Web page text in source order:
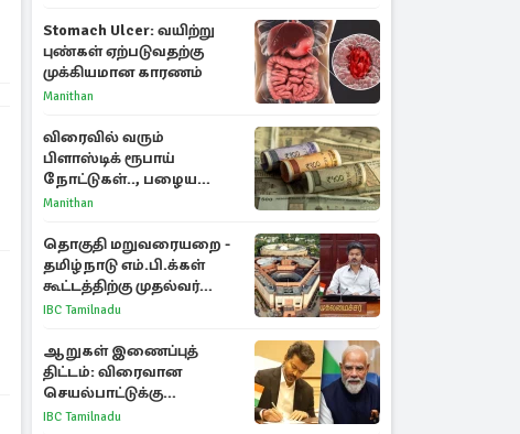
Stomach Ulcer: வயிற்று
புண்கள் ஏற்படுவதற்கு
முக்கியமான காரணம்
Manithan
விரைவில் வரும்
பிளாஸ்டிக் ரூபாய்
நோட்டுகள்.., பழைய
காகித நோட்டுகள்
Manithan
தொகுதி மறுவரையறை -
தமிழ்நாடு எம்.பி.க்கள்
கூட்டத்திற்கு முதல்வர்
விஜய் அழைப்பு
IBC Tamilnadu
ஆறுகள் இணைப்புத்
திட்டம்: விரைவான
செயல்பாட்டுக்கு
பிரதமருக்கு முதலமைச்சர்
IBC Tamilnadu